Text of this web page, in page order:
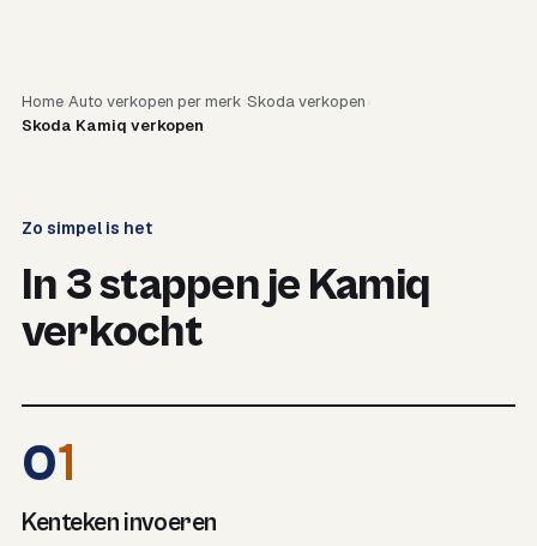
Home Auto verkopen per merk Skoda verkopen
Skoda Kamiq verkopen
Zo simpel is het
In 3 stappen je Kamiq
verkocht
01
Kenteken invoeren